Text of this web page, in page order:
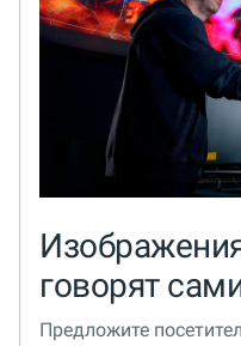
говорят
Предложите